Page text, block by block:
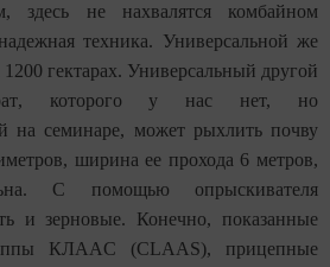
здесь не нахвалятся комбайном
техника. Универсальной же
гектарах. Универсальный другой
, которого у нас нет, но
на семинаре, может рыхлить почву
ширина ее прохода 6 метров,
С помощью опрыскивателя
и зерновые. Конечно, показанные
КЛААС (CLAAS), прицепные